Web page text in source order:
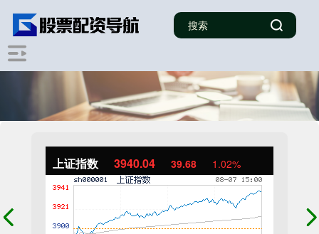
上证指数 3940.04 39.68 1.02%